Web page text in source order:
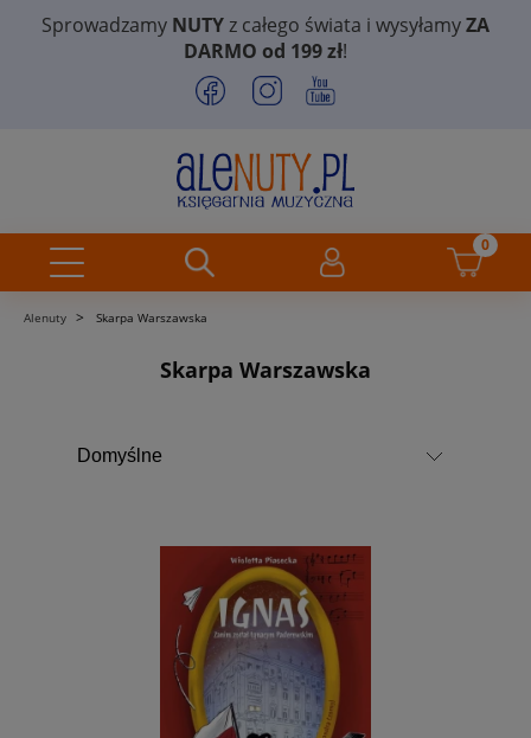
Sprowadzamy NUTYz całego świata i wysyłamyZA
DARMO od 199 zł!
Alenuty > Skarpa Warszawska
Skarpa Warszawska